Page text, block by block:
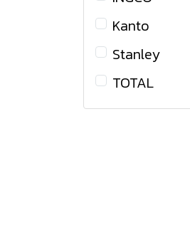
เครื่องเป่าลมร้อ
ทริมเมอร์ไฟฟ้า เ
ไฟฟ้า
เครื่องขัดกระด
ไฟฟ้า
Kanto
Stanley
TOTAL